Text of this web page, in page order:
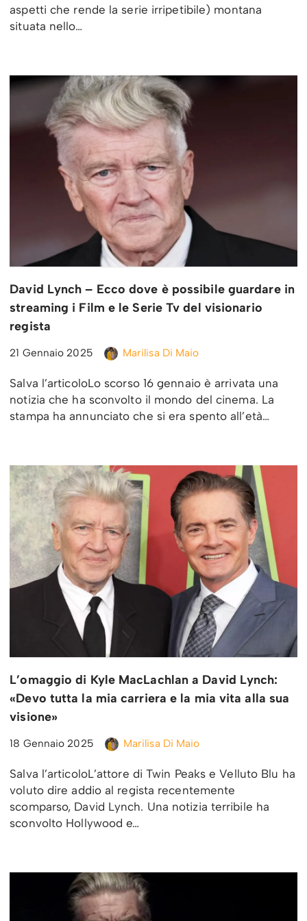
aspetti che rende la serie irripetibile) montana
situata nello…
David Lynch – Ecco dove è possibile guardare in
streaming i Film e le Serie Tv del visionario
regista
21 Gennaio 2025 Marilisa Di Maio
Salva l’articoloLo scorso 16 gennaio è arrivata una
notizia che ha sconvolto il mondo del cinema. La
stampa ha annunciato che si era spento all’età…
L’omaggio di Kyle MacLachlan a David Lynch:
«Devo tutta la mia carriera e la mia vita alla sua
visione»
18 Gennaio 2025 Marilisa Di Maio
Salva l’articoloL’attore di Twin Peaks e Velluto Blu ha
voluto dire addio al regista recentemente
scomparso, David Lynch. Una notizia terribile ha
sconvolto Hollywood e…